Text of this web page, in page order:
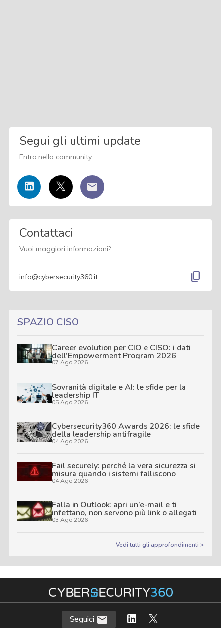
Segui gli ultimi update
Entra nella community
Contattaci
Vuoi maggiori informazioni?
info@cybersecurity360.it content_copy
SPAZIO CISO
Career evolution per CIO e CISO: i dati
dell’Empowerment Program 2026
07 Ago 2026
Sovranità digitale e AI: le sfide per la
leadership IT
05 Ago 2026
Cybersecurity360 Awards 2026: le sfide
della leadership antifragile
04 Ago 2026
Fail securely: perché la vera sicurezza si
misura quando i sistemi falliscono
04 Ago 2026
Falla in Outlook: apri un’e-mail e ti
infettano, non servono più link o allegati
03 Ago 2026
Vedi tutti gli approfondimenti >
Seguici